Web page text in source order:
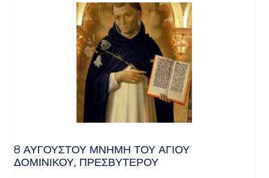
8 ΑΥΓΟΥΣΤΟΥ ΜΝΗΜΗ ΤΟΥ ΑΓΙΟΥ
ΔΟΜΙΝΙΚΟΥ, ΠΡΕΣΒΥΤΕΡΟΥ